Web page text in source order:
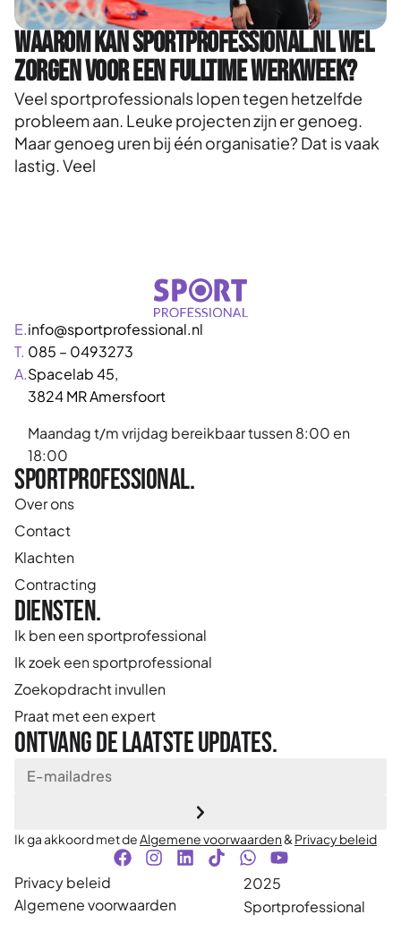
Waarom kan Sportprofessional.nl wel
zorgen voor een fulltime werkweek?
Veel sportprofessionals lopen tegen hetzelfde
probleem aan. Leuke projecten zijn er genoeg.
Maar genoeg uren bij één organisatie? Dat is vaak
lastig. Veel
E.
T.
A.
info@sportprofessional.nl
085 – 0493273
Spacelab 45,
3824 MR Amersfoort
Maandag t/m vrijdag bereikbaar tussen 8:00 en
18:00
Sportprofessional.
Over ons
Contact
Klachten
Contracting
Diensten.
Ik ben een sportprofessional
Ik zoek een sportprofessional
Zoekopdracht invullen
Praat met een expert
Ontvang de laatste updates.
Ik ga akkoord met deAlgemene voorwaarden& Privacy beleid
Privacy beleid
Algemene voorwaarden
2025
Sportprofessional